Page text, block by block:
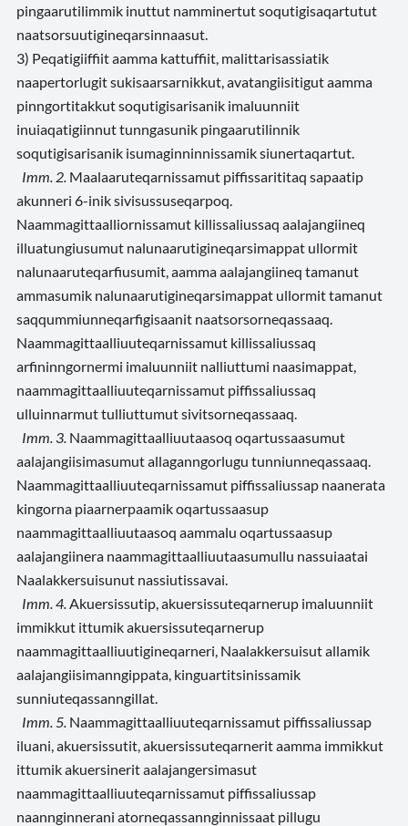
pingaarutilimmik inuttut namminertut soqutigisaqartutut
naatsorsuutigineqarsinnaasut.
3) Peqatigiiffiit aamma kattuffiit, malittarisassiatik
naapertorlugit sukisaarsarnikkut, avatangiisitigut aamma
pinngortitakkut soqutigisarisanik imaluunniit
inuiaqatigiinnut tunngasunik pingaarutilinnik
soqutigisarisanik isumaginninnissamik siunertaqartut.
Imm. 2. Maalaaruteqarnissamut piffissarititaq sapaatip
akunneri 6-inik sivisussuseqarpoq.
Naammagittaalliornissamut killissaliussaq aalajangiineq
illuatungiusumut nalunaarutigineqarsimappat ullormit
nalunaaruteqarfiusumit, aamma aalajangiineq tamanut
ammasumik nalunaarutigineqarsimappat ullormit tamanut
saqqummiunneqarfigisaanit naatsorsorneqassaaq.
Naammagittaalliuuteqarnissamut killissaliussaq
arfininngornermi imaluunniit nalliuttumi naasimappat,
naammagittaalliuuteqarnissamut piffissaliussaq
ulluinnarmut tulliuttumut sivitsorneqassaaq.
Imm. 3. Naammagittaalliuutaasoq oqartussaasumut
aalajangiisimasumut allaganngorlugu tunniunneqassaaq.
Naammagittaalliuuteqarnissamut piffissaliussap naanerata
kingorna piaarnerpaamik oqartussaasup
naammagittaalliuutaasoq aammalu oqartussaasup
aalajangiinera naammagittaalliuutaasumullu nassuiaatai
Naalakkersuisunut nassiutissavai.
Imm. 4. Akuersissutip, akuersissuteqarnerup imaluunniit
immikkut ittumik akuersissuteqarnerup
naammagittaalliuutigineqarneri, Naalakkersuisut allamik
aalajangiisimanngippata, kinguartitsinissamik
sunniuteqassanngillat.
Imm. 5. Naammagittaalliuuteqarnissamut piffissaliussap
iluani, akuersissutit, akuersissuteqarnerit aamma immikkut
ittumik akuersinerit aalajangersimasut
naammagittaalliuuteqarnissamut piffissaliussap
naannginnerani atorneqassannginnissaat pillugu